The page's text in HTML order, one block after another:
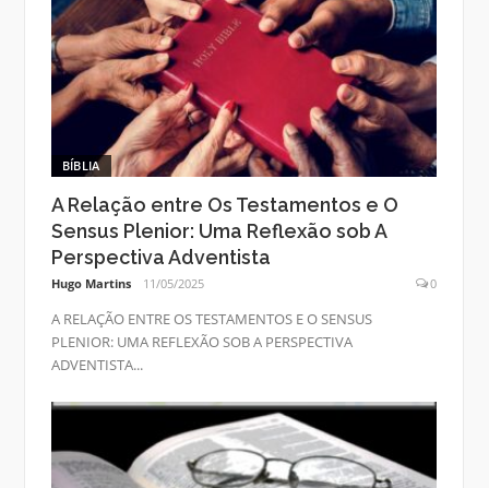
BÍBLIA
A Relação entre Os Testamentos e O
Sensus Plenior: Uma Reflexão sob A
Perspectiva Adventista
Hugo Martins 11/05/2025 0
A RELAÇÃO ENTRE OS TESTAMENTOS E O SENSUS
PLENIOR: UMA REFLEXÃO SOB A PERSPECTIVA
ADVENTISTA...